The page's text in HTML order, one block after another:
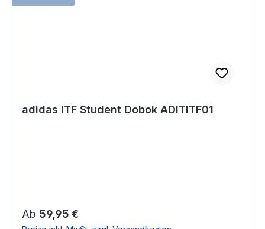
adidas ITF Student Dobok ADITITF01
Regulärer Preis:
Ab 59,95 €